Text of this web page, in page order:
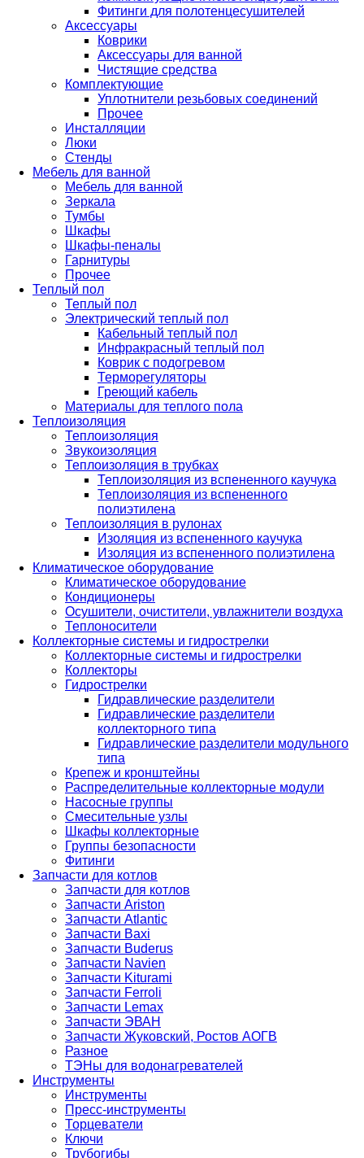
Фитинги для полотенцесушителей
Аксессуары
Коврики
Аксессуары для ванной
Чистящие средства
Комплектующие
Уплотнители резьбовых соединений
Прочее
Инсталляции
Люки
Стенды
Мебель для ванной
Мебель для ванной
Зеркала
Тумбы
Шкафы
Шкафы-пеналы
Гарнитуры
Прочее
Теплый пол
Теплый пол
Электрический теплый пол
Кабельный теплый пол
Инфракрасный теплый пол
Коврик с подогревом
Терморегуляторы
Греющий кабель
Материалы для теплого пола
Теплоизоляция
Теплоизоляция
Звукоизоляция
Теплоизоляция в трубках
Теплоизоляция из вспененного каучука
Теплоизоляция из вспененного
полиэтилена
Теплоизоляция в рулонах
Изоляция из вспененного каучука
Изоляция из вспененного полиэтилена
Климатическое оборудование
Климатическое оборудование
Кондиционеры
Осушители, очистители, увлажнители воздуха
Теплоносители
Коллекторные системы и гидрострелки
Коллекторные системы и гидрострелки
Коллекторы
Гидрострелки
Гидравлические разделители
Гидравлические разделители
коллекторного типа
Гидравлические разделители модульного
типа
Крепеж и кронштейны
Распределительные коллекторные модули
Насосные группы
Смесительные узлы
Шкафы коллекторные
Группы безопасности
Фитинги
Запчасти для котлов
Запчасти для котлов
Запчасти Ariston
Запчасти Atlantic
Запчасти Baxi
Запчасти Buderus
Запчасти Navien
Запчасти Kiturami
Запчасти Ferroli
Запчасти Lemax
Запчасти ЭВАН
Запчасти Жуковский, Ростов АОГВ
Разное
ТЭНы для водонагревателей
Инструменты
Инструменты
Пресс-инструменты
Торцеватели
Ключи
Трубогибы